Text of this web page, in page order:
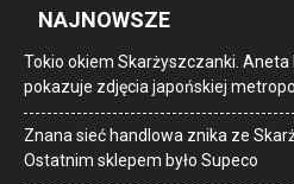
NAJNOWSZE
Tokio okiem Skarżyszczanki.
pokazuje zdjęcia japońskiej
Znana sieć handlowa znika ze
Ostatnim sklepem było Supeco